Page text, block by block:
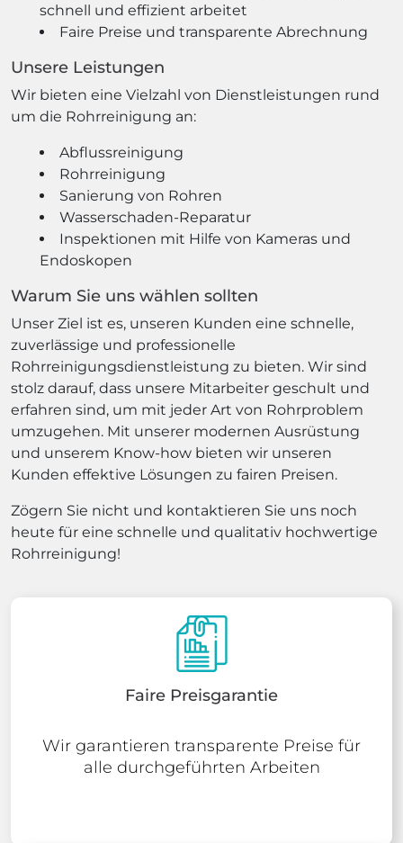
schnell und effizient arbeitet
Faire Preise und transparente Abrechnung
Unsere Leistungen
Wir bieten eine Vielzahl von Dienstleistungen rund
um die Rohrreinigung an:
Abflussreinigung
Rohrreinigung
Sanierung von Rohren
Wasserschaden-Reparatur
Inspektionen mit Hilfe von Kameras und
Endoskopen
Warum Sie uns wählen sollten
Unser Ziel ist es, unseren Kunden eine schnelle,
zuverlässige und professionelle
Rohrreinigungsdienstleistung zu bieten. Wir sind
stolz darauf, dass unsere Mitarbeiter geschult und
erfahren sind, um mit jeder Art von Rohrproblem
umzugehen. Mit unserer modernen Ausrüstung
und unserem Know-how bieten wir unseren
Kunden effektive Lösungen zu fairen Preisen.
Zögern Sie nicht und kontaktieren Sie uns noch
heute für eine schnelle und qualitativ hochwertige
Rohrreinigung!
Faire Preisgarantie
Wir garantieren transparente Preise für
alle durchgeführten Arbeiten